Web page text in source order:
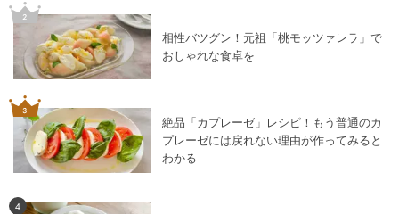
相性バツグン！元祖「桃モッツァレラ」で
おしゃれな食卓を
絶品「カプレーゼ」レシピ！もう普通のカ
プレーゼには戻れない理由が作ってみると
わかる
4